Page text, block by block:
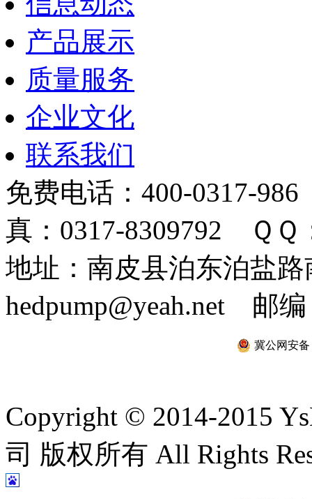
产品展示
质量服务
企业文化
联系我们
免费电话：400-0317-
真：0317-8309792 ＱＱ
地址：南皮县泊东泊盐
hedpump@yeah.net 邮编
冀公网安备
Copyright © 2014-2015
司 版权所有 All Rights